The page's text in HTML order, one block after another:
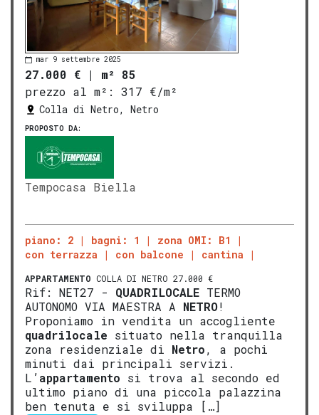
mar 9 settembre 2025
27.000 € | m² 85
prezzo al m²:
317 €/m²
Colla di Netro, Netro
PROPOSTO DA:
Tempocasa Biella
piano: 2 bagni: 1
zona OMI: B1
con terrazza
con balcone cantina
APPARTAMENTO COLLA DI NETRO 27.000 €
Rif: NET27 - QUADRILOCALE TERMO
AUTONOMO VIA MAESTRA A NETRO!
Proponiamo in vendita un accogliente
quadrilocale situato nella tranquilla
zona residenziale di Netro, a pochi
minuti dai principali servizi.
L’appartamento si trova al secondo ed
ultimo piano di una piccola palazzina
ben tenuta e si sviluppa […]